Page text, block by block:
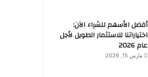
أفضل الأسهم للشراء الآن:
اختياراتنا للاستثمار الطويل لأجل
عام 2026
مارس 15, 2026